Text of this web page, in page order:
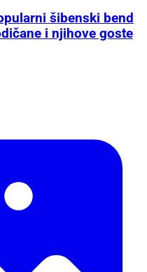
šibenski bend
i njihove goste